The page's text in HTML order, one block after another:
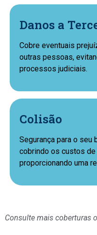
Danos a
Cobre eventuais
outras pessoas,
processos judiciais.
Colisão
Segurança para o
cobrindo os custos
proporcionando uma
Consulte mais coberturas